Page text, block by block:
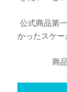
公式商品第
かったスケー
商